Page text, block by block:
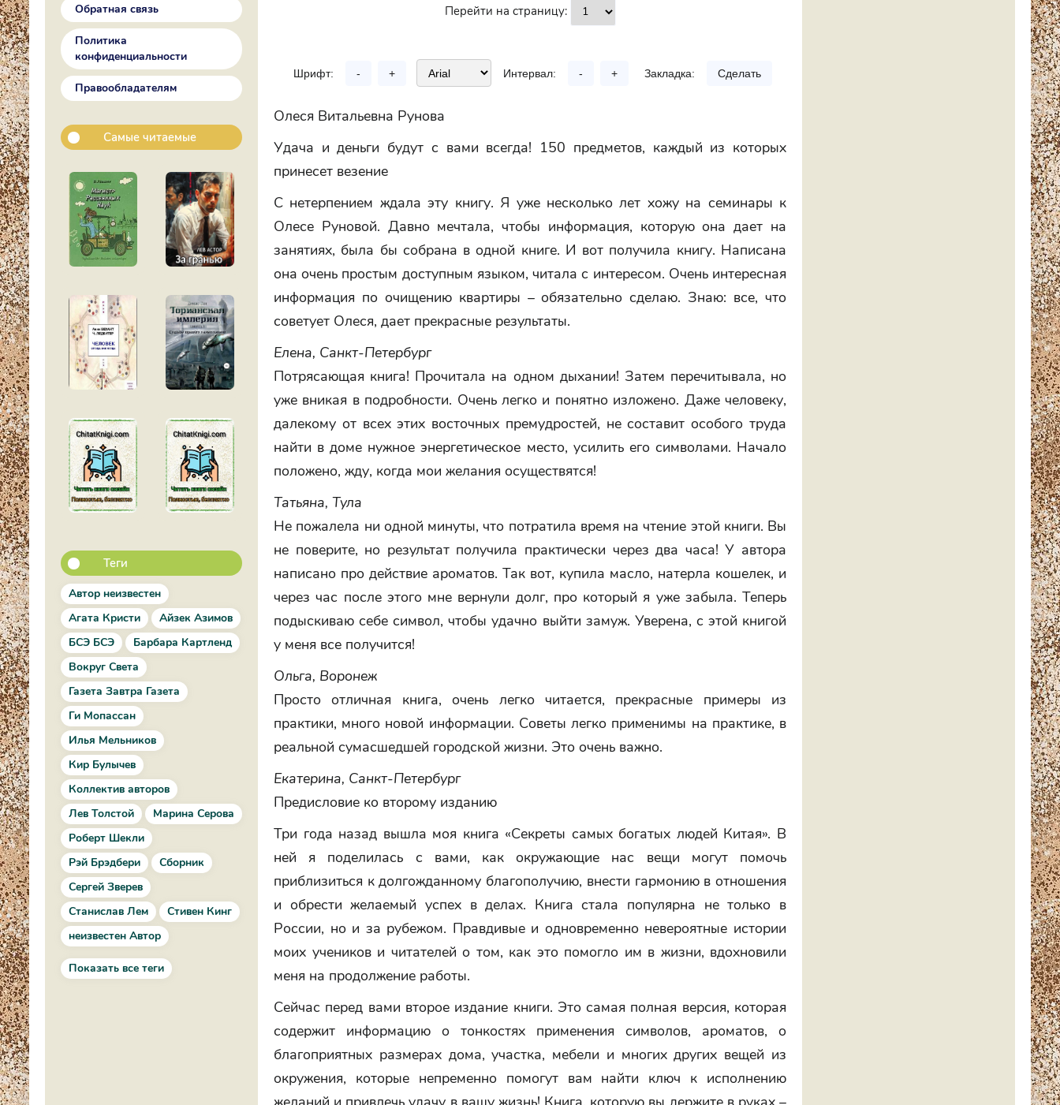
Обратная связь
Политика
конфиденциальности
Правообладателям
Самые читаемые
Теги
Автор неизвестен
Агата Кристи
Айзек Азимов
БСЭ БСЭ
Барбара Картленд
Вокруг Света
Газета Завтра Газета
Ги Мопассан
Илья Мельников
Кир Булычев
Коллектив авторов
Лев Толстой
Марина Серова
Роберт Шекли
Рэй Брэдбери
Сборник
Сергей Зверев
Станислав Лем
Стивен Кинг
неизвестен Автор
Показать все теги
Перейти на страницу:
Шрифт: - + Интервал: - + Закладка: Сделать
Олеся Витальевна Рунова
Удача и деньги будут с вами всегда! 150 предметов, каждый из которых
принесет везение
С нетерпением ждала эту книгу. Я уже несколько лет хожу на семинары к
Олесе Руновой. Давно мечтала, чтобы информация, которую она дает на
занятиях, была бы собрана в одной книге. И вот получила книгу. Написана
она очень простым доступным языком, читала с интересом. Очень интересная
информация по очищению квартиры – обязательно сделаю. Знаю: все, что
советует Олеся, дает прекрасные результаты.
Елена, Санкт-Петербург
Потрясающая книга! Прочитала на одном дыхании! Затем перечитывала, но
уже вникая в подробности. Очень легко и понятно изложено. Даже человеку,
далекому от всех этих восточных премудростей, не составит особого труда
найти в доме нужное энергетическое место, усилить его символами. Начало
положено, жду, когда мои желания осуществятся!
Татьяна, Тула
Не пожалела ни одной минуты, что потратила время на чтение этой книги. Вы
не поверите, но результат получила практически через два часа! У автора
написано про действие ароматов. Так вот, купила масло, натерла кошелек, и
через час после этого мне вернули долг, про который я уже забыла. Теперь
подыскиваю себе символ, чтобы удачно выйти замуж. Уверена, с этой книгой
у меня все получится!
Ольга, Воронеж
Просто отличная книга, очень легко читается, прекрасные примеры из
практики, много новой информации. Советы легко применимы на практике, в
реальной сумасшедшей городской жизни. Это очень важно.
Екатерина, Санкт-Петербург
Предисловие ко второму изданию
Три года назад вышла моя книга «Секреты самых богатых людей Китая». В
ней я поделилась с вами, как окружающие нас вещи могут помочь
приблизиться к долгожданному благополучию, внести гармонию в отношения
и обрести желаемый успех в делах. Книга стала популярна не только в
России, но и за рубежом. Правдивые и одновременно невероятные истории
моих учеников и читателей о том, как это помогло им в жизни, вдохновили
меня на продолжение работы.
Сейчас перед вами второе издание книги. Это самая полная версия, которая
содержит информацию о тонкостях применения символов, ароматов, о
благоприятных размерах дома, участка, мебели и многих других вещей из
окружения, которые непременно помогут вам найти ключ к исполнению